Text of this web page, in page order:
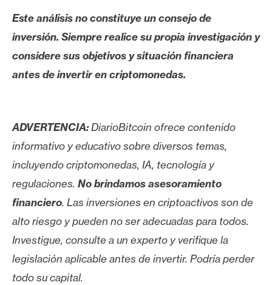
Este análisis no constituye un consejo de
inversión. Siempre realice su propia investigación y
considere sus objetivos y situación financiera
antes de invertir en criptomonedas.
ADVERTENCIA:DiarioBitcoin ofrece contenido
informativo y educativo sobre diversos temas,
incluyendo criptomonedas, IA, tecnología y
regulaciones. No brindamos asesoramiento
financiero. Las inversiones en criptoactivos son de
alto riesgo y pueden no ser adecuadas para todos.
Investigue, consulte a un experto y verifique la
legislación aplicable antes de invertir. Podría perder
todo su capital.